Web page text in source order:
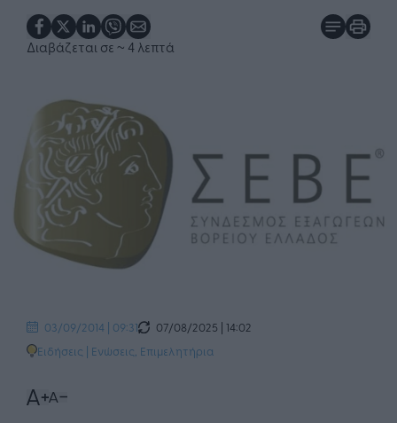
Διαβάζεται σε ~ 4 λεπτά
03/09/2014 | 09:31
07/08/2025 | 14:02
Ειδήσεις | Ενώσεις, Επιμελητήρια